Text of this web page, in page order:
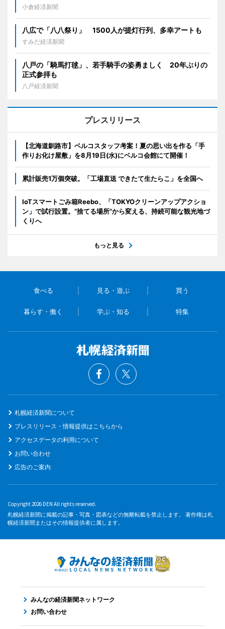
小倉経済新聞
八広で「八八祭り」 1500人が提灯行列、多幸アートも
すみだ経済新聞
八戸の「騎馬打毬」、若手騎手の姿勇ましく 20年ぶりの
正式参拝も
八戸経済新聞
プレスリリース
【北海道釧路市】ベルコスタッフ考案！夏の思い出を作る「手
作りお化け屋敷」を8月19日(水)にベルコ会館にて開催！
累計販売1万個突破。「工場直送 できたて生たらこ」を全国へ
IoTスマートごみ箱Reebo、「TOKYOクリーンアップアクショ
ン」で試行設置。”捨てる場所”から変える、持続可能な観光地づ
くりへ
もっと見る
食べる 見る・遊ぶ 買う
暮らす・働く 学ぶ・知る 特集
札幌経済新聞について
プレスリリース・情報提供はこちらから
アクセスデータの利用について
お問い合わせ
広告のご案内
Copyright 2026 DEN All rights reserved.
札幌経済新聞に掲載の記事・写真・図表などの無断転載を禁止します。 著作権は札
幌経済新聞またはその情報提供者に属します。
みんなの経済新聞ネットワーク
お問い合わせ